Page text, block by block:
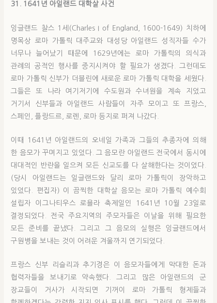
31 . 1641년 아일랜드 대학살 사건
잉글랜드 찰스 1세(Charles I of England, 1600-1649) 치하에
명목상 로마 가톨릭 대주교와 대성당 아일랜드 성직자들 수가
너무나 늘어났기 때문에 1629년에는 로마 가톨릭의 의식과
관례의 공적인 행사를 중지시켜야 할 필요가 생겼다. 그런데도
로마 가톨릭 신부가 더블린에 새로운 로마 가톨릭 대학을 세웠다.
그들은 또 나라 여기저기에 수도원과 수녀원을 계속 지었고
거기서 신부들과 아일랜드 사람들이 자주 모이고 또 프랑스,
스페인, 플랑드르, 로렌, 로마 등지로 퍼져 나갔다.
이때 1641년 아일랜드의 오네일 가족과 그들의 추종자에 의해
한 음모가 꾸며지고 있었다. 그 음모란 아일랜드 전국에서 동시에
대대적인 반란을 일으켜 모든 신교도를 다 살해한다는 것이었다.
(당시 아일랜드는 일글랜드와 달리 로마 가톨릭이 장악하고
있었다. 편집자) 이 끔찍한 대학살 음모는 로마 가톨릭 예수회
설립자 이그나티우스 로욜라 축제일인 1641년 10월 23일로
결정되었다. 전국 주요지역의 주모자들은 이날을 위해 필요한
모든 준비를 끝냈다. 그리고 그 음모의 실행은 잉글랜드에서
구원병을 보내는 것이 어려운 겨울까지 연기되었다.
프랑스 신부 리슬리과 추기경은 이 음모자들에게 막대한 돈과
협력자들을 보내기로 약속했다. 그리고 많은 아일랜드의 군
장교들이 거사가 시작되면 기꺼이 로마 가톨릭 형제들과